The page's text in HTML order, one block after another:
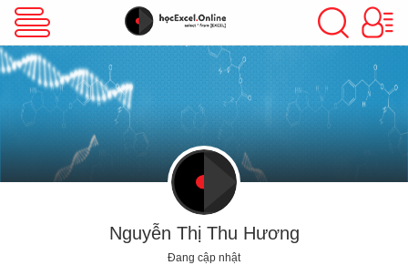
VBA Excel
Excel Cơ Bản
Excel Nâng Cao
Nguyễn Thị Thu Hương
Đang cập nhật